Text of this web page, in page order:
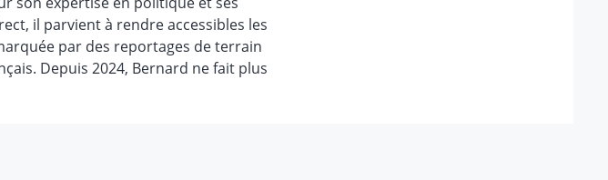
il parvient à rendre accessibles les
par des reportages de terrain
Depuis 2024, Bernard ne fait plus